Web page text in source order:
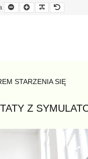
Mniejsza
czcionka
Większa
czcionka
Czytelna
czcionkaczcionka
STARZENIA SIĘ
Z